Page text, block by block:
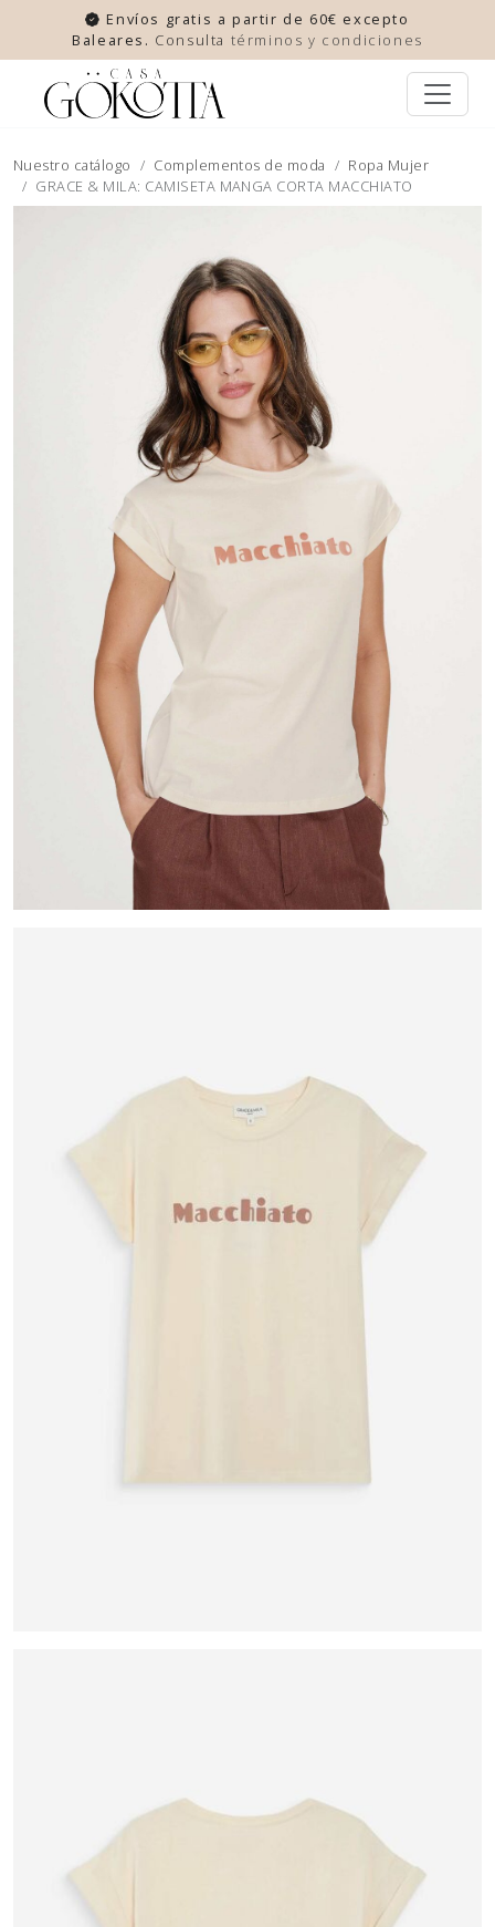
Envíos gratis a partir de 60€ excepto
Baleares. Consulta términos y condiciones
Nuestro catálogo Complementos de moda
Ropa Mujer
GRACE & MILA: CAMISETA MANGA CORTA MACCHIATO